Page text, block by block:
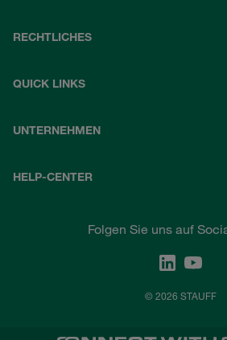
RECHTLICHES
QUICK LINKS
UNTERNEHMEN
HELP-CENTER
Folgen Sie uns auf
© 2026 STAUFF